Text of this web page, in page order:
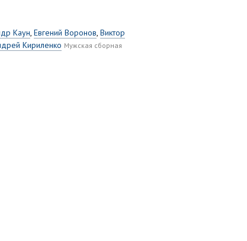
Каун, Евгений Воронов, Виктор
Кириленко Мужская сборная